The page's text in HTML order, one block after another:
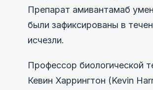
Препарат амивантамаб
были зафиксированы в
исчезли.
Профессор биологической
Кевин Харрингтон (Kevin